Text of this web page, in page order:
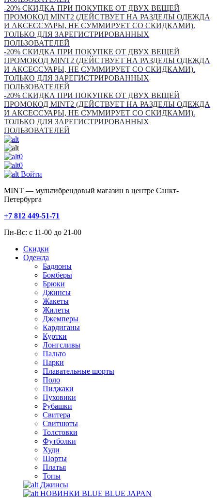
-20% СКИДКА ПРИ ПОКУПКЕ ОТ ДВУХ ВЕЩЕЙ
ПРОМОКОД MINT2 (ДЕЙСТВУЕТ НА РАЗДЕЛЫ ОДЕЖДА
И АКСЕССУАРЫ, НЕ СУММИРУЕТ СО СКИДКАМИ).
ТОЛЬКО ДЛЯ ЗАРЕГИСТРИРОВАННЫХ
ПОЛЬЗОВАТЕЛЕЙ
-20% СКИДКА ПРИ ПОКУПКЕ ОТ ДВУХ ВЕЩЕЙ
ПРОМОКОД MINT2 (ДЕЙСТВУЕТ НА РАЗДЕЛЫ ОДЕЖДА
И АКСЕССУАРЫ, НЕ СУММИРУЕТ СО СКИДКАМИ).
ТОЛЬКО ДЛЯ ЗАРЕГИСТРИРОВАННЫХ
ПОЛЬЗОВАТЕЛЕЙ
-20% СКИДКА ПРИ ПОКУПКЕ ОТ ДВУХ ВЕЩЕЙ
ПРОМОКОД MINT2 (ДЕЙСТВУЕТ НА РАЗДЕЛЫ ОДЕЖДА
И АКСЕССУАРЫ, НЕ СУММИРУЕТ СО СКИДКАМИ).
ТОЛЬКО ДЛЯ ЗАРЕГИСТРИРОВАННЫХ
ПОЛЬЗОВАТЕЛЕЙ
0
0
Войти
MINT — мультибрендовый магазин в центре Санкт-
Петербурга
+7 812 449-51-71
Пн-Вс: с 11-00 до 21-00
Скидки
Одежда
Бадлоны
Бомберы
Брюки
Джинсы
Жакеты
Жилеты
Джемперы
Кардиганы
Куртки
Лонгсливы
Пальто
Парки
Плавательные шорты
Поло
Пиджаки
Пуховики
Рубашки
Свитера
Свитшоты
Толстовки
Футболки
Худи
Шорты
Платья
Топы
Джинсы
НОВИНКИ BLUE BLUE JAPAN